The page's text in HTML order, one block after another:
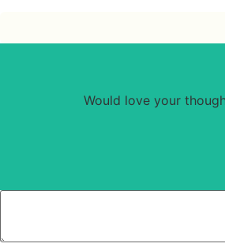
Would love your